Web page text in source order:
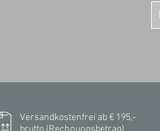
Versandkostenfrei ab € 195,-